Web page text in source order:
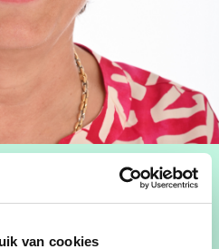
van cookies
Ghesquiere, de